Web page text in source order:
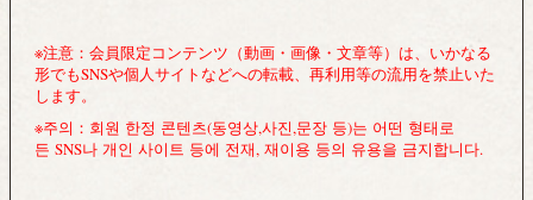
※注意： 会員限定コンテンツ（動画・画像・文章等）は、いかなる
形でもSNSや個人サイトなどへの転載、再利用等の流用を禁止いた
します。
※주의： 회원 한정 콘텐츠(동영상,사진,문장 등)는 어떤 형태로
든 SNS나 개인 사이트 등에 전재, 재이용 등의 유용을 금지합니다.